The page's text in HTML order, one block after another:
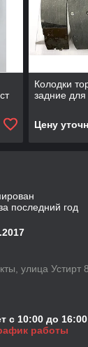
Колодки
задние
Цену
последний год
улица Устирт
с 10:00 до 16:00
работы